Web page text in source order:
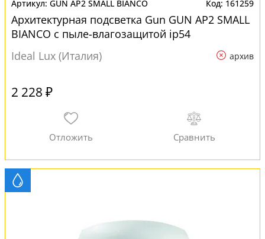
GUN AP2 SMALL BIANCO 161259
Архитектурная подсветка Gun GUN AP2 SMALL
BIANCO с пыле-влагозащитой ip54
Ideal Lux (Италия)
архив
2 228 ₽